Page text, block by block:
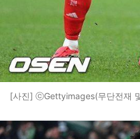
[사진] ⓒGettyimages(무단전재